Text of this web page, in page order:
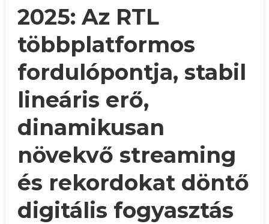
2025: Az RTL
többplatformos
fordulópontja, stabil
lineáris erő,
dinamikusan
növekvő streaming
és rekordokat döntő
digitális fogyasztás